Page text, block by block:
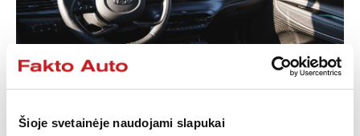
Šioje svetainėje naudojami slapukai